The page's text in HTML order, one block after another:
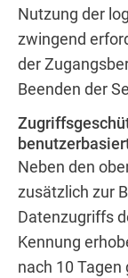
Nutzung der
zwingend
der
Beenden der
Neben den
zusätzlich zur
Datenzugriffs
Kennung
nach 10